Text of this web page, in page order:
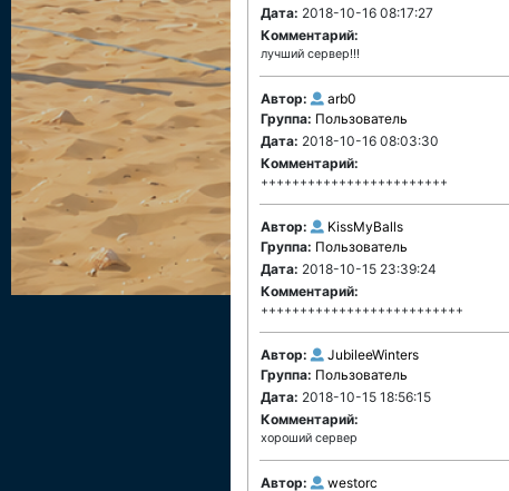
Дата: 2018-10-16 08:17:27
Комментарий:
лучший сервер!!!
Автор:
arb0
Группа: Пользователь
Дата: 2018-10-16 08:03:30
Комментарий:
++++++++++++++++++++++++
Автор:
KissMyBalls
Группа: Пользователь
Дата: 2018-10-15 23:39:24
Комментарий:
++++++++++++++++++++++++++
Автор:
JubileeWinters
Группа: Пользователь
Дата: 2018-10-15 18:56:15
Комментарий:
хороший сервер
Автор: westorc